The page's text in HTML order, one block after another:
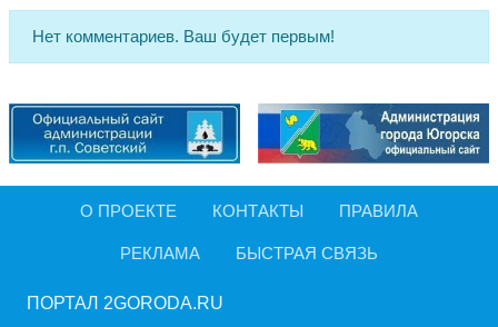
Нет комментариев. Ваш будет первым!
О ПРОЕКТЕ КОНТАКТЫ ПРАВИЛА
РЕКЛАМА БЫСТРАЯ СВЯЗЬ
ПОРТАЛ 2GORODA.RU